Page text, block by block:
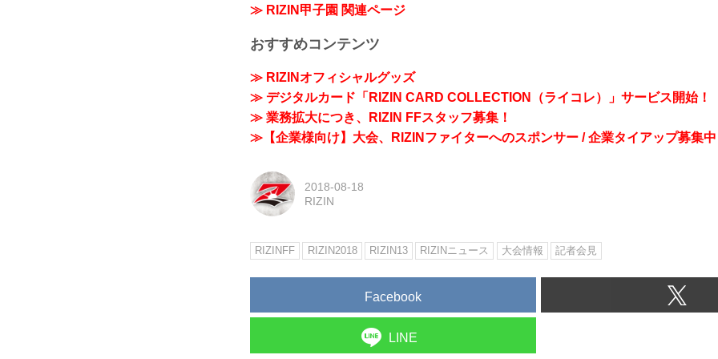
≫ RIZIN甲子園 関連ページ
おすすめコンテンツ
≫ RIZINオフィシャルグッズ
≫ デジタルカード「RIZIN CARD COLLECTION（ライコレ）」サービス開始！
≫ 業務拡大につき、RIZIN FFスタッフ募集！
≫【企業様向け】大会、RIZINファイターへのスポンサー / 企業タイアップ募集
2018-08-18
RIZIN
RIZINFF RIZIN2018 RIZIN13 RIZINニュース 大会情報 記者会見
Facebook
LINE